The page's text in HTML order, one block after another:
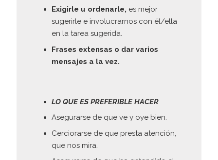
Exigirle u ordenarle, es mejor
sugerirle e involucrarnos con él/ella
en la tarea sugerida.
Frases extensas o dar varios
mensajes a la vez.
LO QUE ES PREFERIBLE HACER
Asegurarse de que ve y oye bien.
Cerciorarse de que presta atención,
que nos mira.